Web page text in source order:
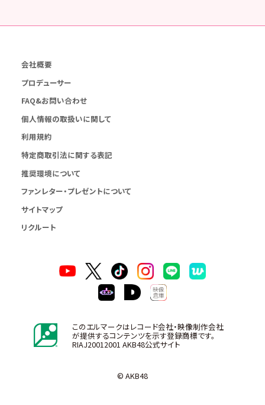
会社概要
プロデューサー
FAQ&お問い合わせ
個人情報の取扱いに関して
利用規約
特定商取引法に関する表記
推奨環境について
ファンレター・プレゼントについて
サイトマップ
リクルート
このエルマークはレコード会社・映像制作会社
が提供するコンテンツを示す登録商標です。
RIAJ20012001 AKB48公式サイト
© AKB48